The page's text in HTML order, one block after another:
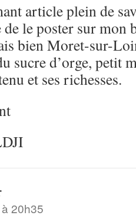
article plein de
le poster sur mon
bien Moret-sur-
sucre d’orge, petit
et ses richesses.
20h35